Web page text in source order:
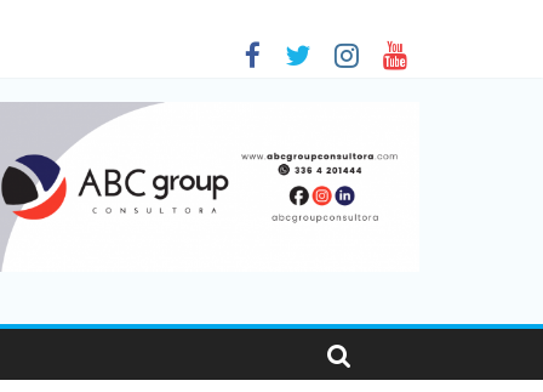
viajaron por el país, un 5,9% más que en 2025